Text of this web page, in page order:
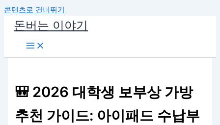
콘텐츠로 건너뛰기
돈버는 이야기
🎒 2026 대학생 보부상 가방
추천 가이드: 아이패드 수납부